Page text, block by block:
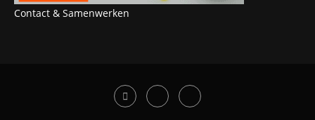
Contact & Samenwerken